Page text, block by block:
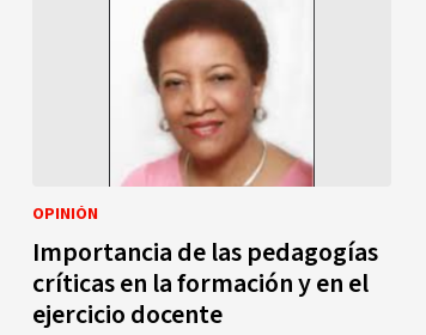
OPINIÓN
Importancia de las pedagogías
críticas en la formación y en el
ejercicio docente